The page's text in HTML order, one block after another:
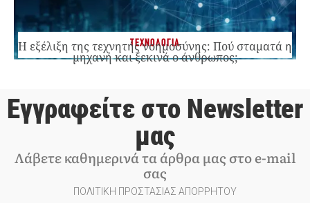
ΤΕΧΝΟΛΟΓΙΑ
Η εξέλιξη της τεχνητής νοημοσύνης: Πού σταματά η
μηχανή και ξεκινά ο άνθρωπος;
Εγγραφείτε στο Newsletter
μας
Λάβετε καθημερινά τα άρθρα μας στο e-mail
σας
ΠΟΛΙΤΙΚΗ ΠΡΟΣΤΑΣΙΑΣ ΑΠΟΡΡΗΤΟΥ